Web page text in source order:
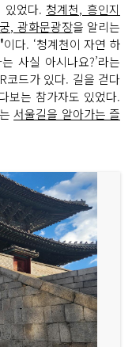
있었다. 청계천, 흥인지
, 광화문광장을 알리는
이다. ‘청계천이 자연 하
사실 아시나요?’라는
코드가 있다. 길을 걷다
보는 참가자도 있었다.
서울길을 알아가는 즐